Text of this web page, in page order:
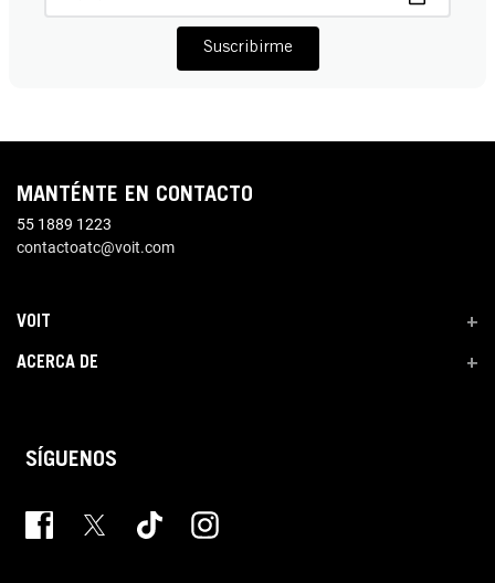
Suscribirme
MANTÉNTE EN CONTACTO
55 1889 1223
contactoatc@voit.com
VOIT +
ACERCA DE +
SÍGUENOS